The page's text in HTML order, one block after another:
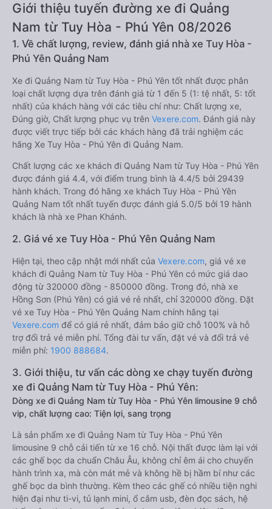
Giới thiệu tuyến đường xe đi Quảng
Nam từ Tuy Hòa - Phú Yên 08/2026
1. Về chất lượng, review, đánh giá nhà xe Tuy Hòa -
Phú Yên Quảng Nam
Xe đi Quảng Nam từ Tuy Hòa - Phú Yên tốt nhất được phân
loại chất lượng dựa trên đánh giá từ 1 đến 5 (1: tệ nhất, 5: tốt
nhất) của khách hàng với các tiêu chí như: Chất lượng xe,
Đúng giờ, Chất lượng phục vụ trên Vexere.com. Đánh giá này
được viết trực tiếp bởi các khách hàng đã trải nghiệm các
hãng Xe Tuy Hòa - Phú Yên đi Quảng Nam.
Chất lượng các xe khách đi Quảng Nam từ Tuy Hòa - Phú Yên
được đánh giá 4.4, với điểm trung bình là 4.4/5 bởi 29439
hành khách. Trong đó hãng xe khách Tuy Hòa - Phú Yên
Quảng Nam tốt nhất tuyến được đánh giá 5.0/5 bởi 19 hành
khách là nhà xe Phan Khánh.
2. Giá vé xe Tuy Hòa - Phú Yên Quảng Nam
Hiện tại, theo cập nhật mới nhất của Vexere.com, giá vé xe
khách đi Quảng Nam từ Tuy Hòa - Phú Yên có mức giá dao
động từ 320000 đồng - 850000 đồng. Trong đó, nhà xe
Hồng Sơn (Phú Yên) có giá vé rẻ nhất, chỉ 320000 đồng. Đặt
vé xe Tuy Hòa - Phú Yên Quảng Nam chính hãng tại
Vexere.com để có giá rẻ nhất, đảm bảo giữ chỗ 100% và hỗ
trợ đổi trả vé miễn phí. Tổng đài tư vấn, đặt vé và đổi trả vé
miễn phí: 1900 888684.
3. Giới thiệu, tư vấn các dòng xe chạy tuyến đường
xe đi Quảng Nam từ Tuy Hòa - Phú Yên:
Dòng xe đi Quảng Nam từ Tuy Hòa - Phú Yên limousine 9 chỗ
vip, chất lượng cao: Tiện lợi, sang trọng
Là sản phẩm xe đi Quảng Nam từ Tuy Hòa - Phú Yên
limousine 9 chỗ cải tiến từ xe 16 chỗ. Nội thất được làm lại với
các ghế bọc da chuẩn Châu Âu, không chỉ êm ái cho chuyến
hành trình xa, mà còn mát mẻ và không hề bị hầm bí như các
ghế bọc da bình thường. Kèm theo các ghế có nhiều tiện nghi
hiện đại như ti-vi, tủ lạnh mini, ổ cắm usb, đèn đọc sách, hệ